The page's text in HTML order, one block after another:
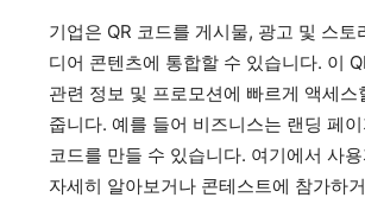
기업은 QR 코드를 게시물, 광고 및 스토
디어 콘텐츠에 통합할 수 있습니다. 이
관련 정보 및 프로모션에 빠르게 액세스
줍니다. 예를 들어 비즈니스는 랜딩 페
코드를 만들 수 있습니다. 여기에서 사
자세히 알아보거나 콘테스트에 참가하